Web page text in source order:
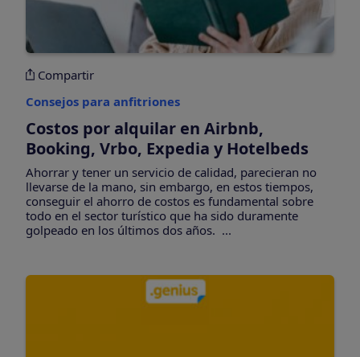
Compartir
Consejos para anfitriones
Costos por alquilar en Airbnb,
Booking, Vrbo, Expedia y Hotelbeds
Ahorrar y tener un servicio de calidad, parecieran no
llevarse de la mano, sin embargo, en estos tiempos,
conseguir el ahorro de costos es fundamental sobre
todo en el sector turístico que ha sido duramente
golpeado en los últimos dos años. ...